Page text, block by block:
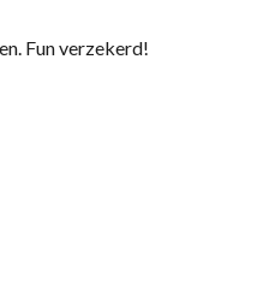
Fun verzekerd!